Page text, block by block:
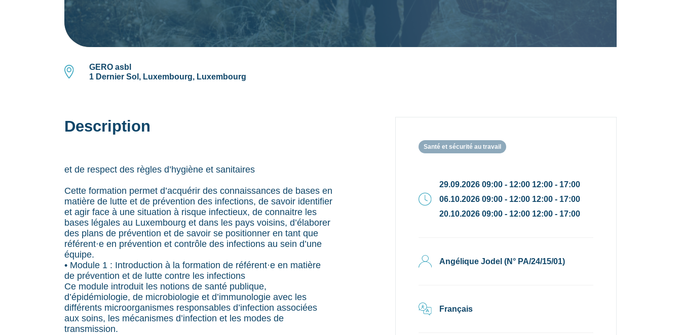
GERO asbl
1 Dernier Sol, Luxembourg, Luxembourg
Description
et de respect des règles d’hygiène et sanitaires
Cette formation permet d’acquérir des connaissances de bases en
matière de lutte et de prévention des infections, de savoir identifier
et agir face à une situation à risque infectieux, de connaitre les
bases légales au Luxembourg et dans les pays voisins, d’élaborer
des plans de prévention et de savoir se positionner en tant que
référent·e en prévention et contrôle des infections au sein d’une
équipe.
• Module 1 : Introduction à la formation de référent·e en matière
de prévention et de lutte contre les infections
Ce module introduit les notions de santé publique,
d’épidémiologie, de microbiologie et d’immunologie avec les
différents microorganismes responsables d’infection associées
aux soins, les mécanismes d’infection et les modes de
transmission.
Santé et sécurité au travail
29.09.2026 09:00 - 12:00 12:00 - 17:00
06.10.2026 09:00 - 12:00 12:00 - 17:00
20.10.2026 09:00 - 12:00 12:00 - 17:00
Angélique Jodel (N° PA/24/15/01)
Français